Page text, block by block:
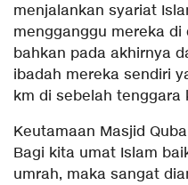
menjalankan syariat
mengganggu mereka
bahkan pada akhirnya
ibadah mereka sendiri
km di sebelah tenggara
Keutamaan Masjid Quba
Bagi kita umat Islam
umrah, maka sangat